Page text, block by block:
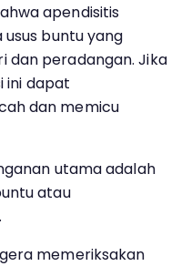
apendisitis
buntu yang
dan peradangan. Jika
ini dapat
dan memicu
utama adalah
atau
memeriksakan